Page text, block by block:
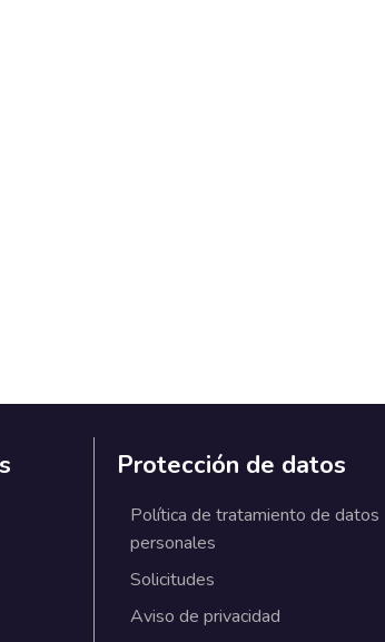
Protección de datos
Política de tratamiento de datos
personales
Solicitudes
Aviso de privacidad